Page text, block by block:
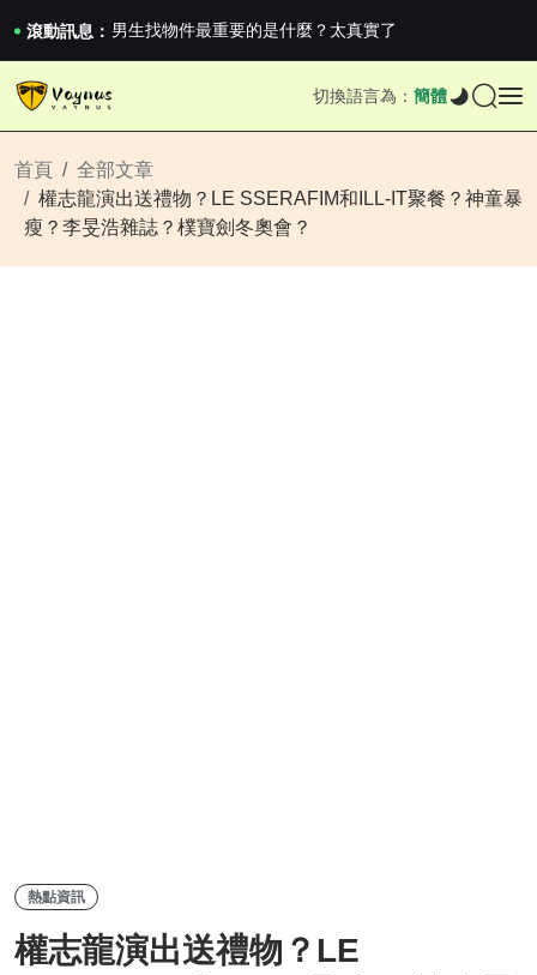
滾動訊息： 男生找物件最重要的是什麼？太真實了
2026澳網男單收官：全滿貫對上全滿亞，德約...
《巔峰守衛 Highguard》正式上線，官...
《巔峰守衛 Highguard》正式上線，官...
切換語言為： 簡體
首頁
全部文章
權志龍演出送禮物？LE SSERAFIM和ILL-IT聚餐？神童暴
瘦？李旻浩雜誌？樸寶劍冬奧會？
熱點資訊
權志龍演出送禮物？LE